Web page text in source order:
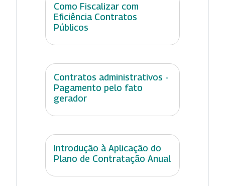
Como Fiscalizar com
Eficiência Contratos
Públicos
Contratos administrativos -
Pagamento pelo fato
gerador
Introdução à Aplicação do
Plano de Contratação Anual